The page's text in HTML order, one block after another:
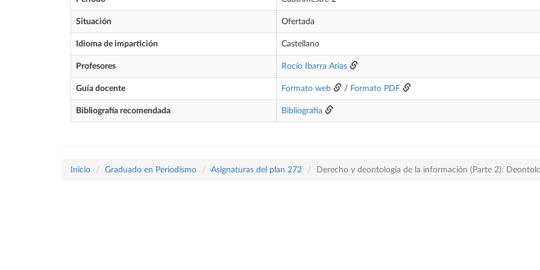
Situación Ofertada
Idioma de impartición Castellano
Profesores Rocío Ibarra Arias
Guía docente Formato web / Formato PDF
Bibliografía recomendada Bibliografía
Inicio Graduado en Periodismo Asignaturas del plan 272 Derecho y deontología de la información (Parte 2):